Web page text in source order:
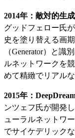
2014年：敵対的生
グッドフェロー氏
史を塗り替える画
（Generator）と識
ルネットワークを
めて精緻でリアル
2015年：
ンツェフ氏が開発
ューラルネットワ
でサイケデリック